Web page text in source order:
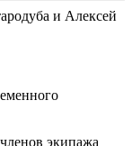
и Алексей
экипажа